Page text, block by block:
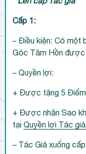
Cấp 1:
– Điều kiện: Có một
Góc Tâm Hồn
– Quyền lợi:
+ Được tặng 5 Điểm
+ Được nhận Sao
tại Quyền lợi Tác
– Tác Giả xuống